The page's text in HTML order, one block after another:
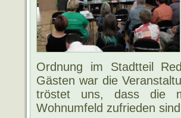
Ordnung im Stadtteil
Gästen war die
tröstet uns, dass die
Wohnumfeld zufrieden